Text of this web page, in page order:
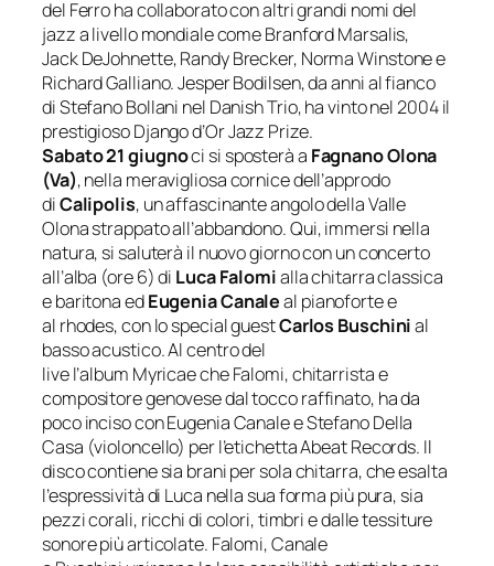
del Ferro ha collaborato con altri grandi nomi del
jazz a livello mondiale come Branford Marsalis,
Jack DeJohnette, Randy Brecker, Norma Winstone e
Richard Galliano. Jesper Bodilsen, da anni al fianco
di Stefano Bollani nel Danish Trio, ha vinto nel 2004 il
prestigiosoDjango d’Or Jazz Prize.
Sabato 21 giugnoci si sposterà a Fagnano Olona
(Va), nella meravigliosa cornice dell’approdo
diCalipolis, un affascinante angolo della Valle
Olona strappato all’abbandono. Qui, immersi nella
natura, si saluterà il nuovo giorno con un concerto
all’alba (ore 6) di Luca Falomialla chitarra classica
e baritona edEugenia Canaleal pianoforte e
al rhodes, con lo special guestCarlos Buschinial
basso acustico. Al centro del
live l’album Myricaeche Falomi, chitarrista e
compositore genovese dal tocco raffinato, ha da
poco inciso con Eugenia Canale e Stefano Della
Casa (violoncello) per l’etichetta Abeat Records. Il
disco contiene sia brani per sola chitarra, che esalta
l’espressività di Luca nella sua forma più pura, sia
pezzi corali, ricchi di colori, timbri e dalle tessiture
sonore più articolate. Falomi, Canale